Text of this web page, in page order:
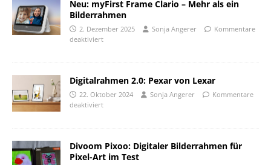
Neu: myFirst Frame Clario – Mehr als ein
Bilderrahmen
2. Dezember 2025 Sonja Angerer
Kommentare
deaktiviert
Digitalrahmen 2.0: Pexar von Lexar
22. Oktober 2024 Sonja Angerer
Kommentare
deaktiviert
Divoom Pixoo: Digitaler Bilderrahmen für
Pixel-Art im Test